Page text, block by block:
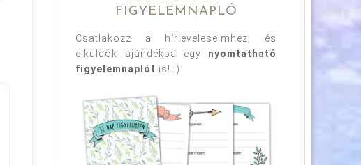
FIGYELEMNAPLÓ
Csatlakozz a hírleveleseimhez, és
elküldök ajándékba egy nyomtatható
figyelemnaplót is! :)